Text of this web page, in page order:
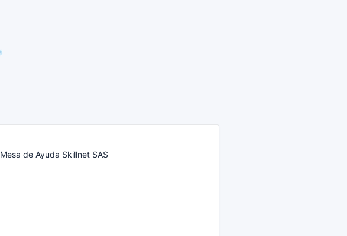
Mesa de Ayuda Skillnet SAS